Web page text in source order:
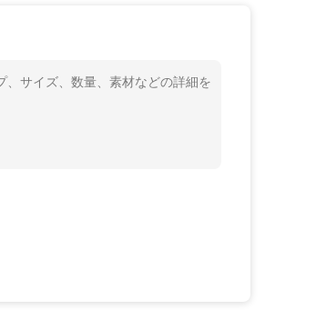
サイズ、数量、素材などの詳細を